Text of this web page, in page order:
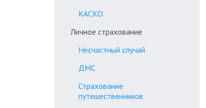
КАСКО
Личное страхование
Несчастный случай
ДМС
Страхование
путешественников